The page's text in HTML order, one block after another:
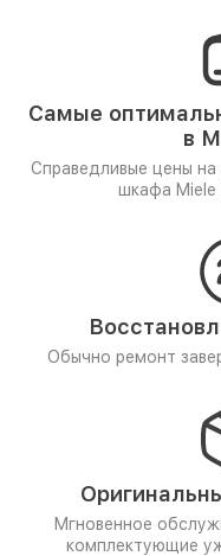
Самые
в
Справедливые цены на
шкафа Miele
Обычно ремонт
Мгновенное
комплектующие